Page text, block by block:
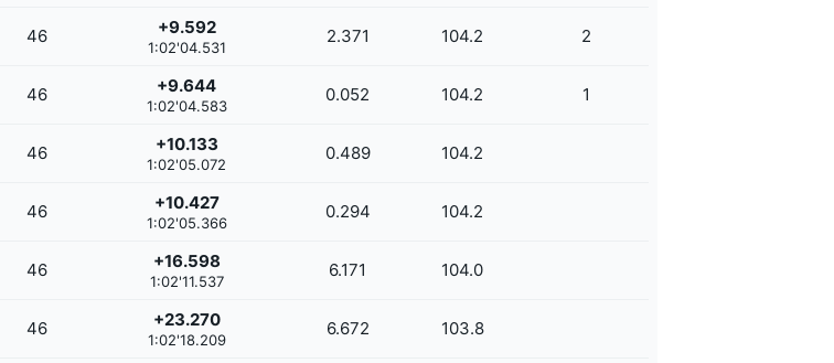
46 +9.592
1:02'04.531
2.371 104.2 2
46 +9.644
1:02'04.583
0.052 104.2 1
46 +10.133
1:02'05.072
0.489 104.2
46 +10.427
1:02'05.366
0.294 104.2
46 +16.598
1:02'11.537
6.171 104.0
46 +23.270
1:02'18.209
6.672 103.8